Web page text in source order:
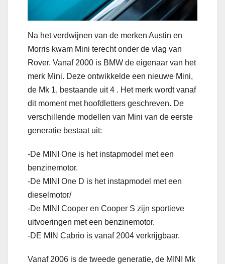
Na het verdwijnen van de merken Austin en
Morris kwam Mini terecht onder de vlag van
Rover. Vanaf 2000 is BMW de eigenaar van het
merk Mini. Deze ontwikkelde een nieuwe Mini,
de Mk 1, bestaande uit 4 . Het merk wordt vanaf
dit moment met hoofdletters geschreven. De
verschillende modellen van Mini van de eerste
generatie bestaat uit:
-De MINI One is het instapmodel met een
benzinemotor.
-De MINI One D is het instapmodel met een
dieselmotor/
-De MINI Cooper en Cooper S zijn sportieve
uitvoeringen met een benzinemotor.
-DE MIN Cabrio is vanaf 2004 verkrijgbaar.
Vanaf 2006 is de tweede generatie, de MINI Mk